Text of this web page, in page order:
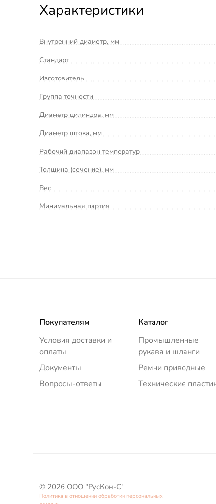
Характеристики
Внутренний диаметр, мм
Стандарт
Изготовитель
Группа точности
Диаметр цилиндра, мм
Диаметр штока, мм
Рабочий диапазон температур
Толщина (сечение), мм
Вес
Минимальная партия
Покупателям
Условия доставки и
оплаты
Документы
Вопросы-ответы
Каталог
Промышленные
рукава и шланги
Ремни приводные
Технические
© 2026 ООО "РусКон-С"
Политика в отношении обработки персональных